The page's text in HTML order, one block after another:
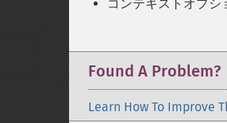
コンテキストオプシ
Found A Problem?
Learn How To Improve